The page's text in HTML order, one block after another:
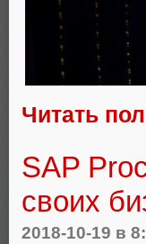
Читать
SAP
своих
2018-10-19 в